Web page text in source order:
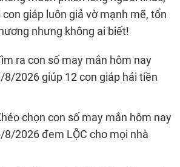
con giáp luôn giả vờ mạnh mẽ, tổn
nhưng không ai biết!
ra con số may mắn hôm nay
8/2026 giúp 12 con giáp hái tiền
chọn con số may mắn hôm nay
8/2026 đem LỘC cho mọi nhà